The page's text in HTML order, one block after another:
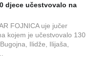
djece učestvovalo na
FOJNICA uje jučer
kojem je učestvovalo 130
Ilidže, Ilijaša,